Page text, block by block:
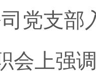
司党支
会上强